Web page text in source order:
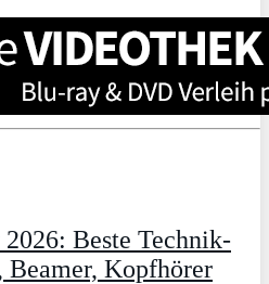
Beste Technik-
Beamer, Kopfhörer